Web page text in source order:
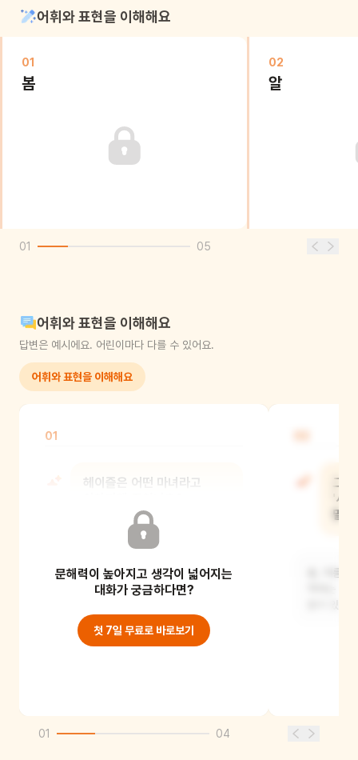
어휘와 표현을 이해해요
01
봄
02
알
01 05
어휘와 표현을 이해해요
답변은 예시에요. 어린이마다 다를 수 있어요.
어휘와 표현을 이해해요
01
헤이즐은 어떤 마녀라고
했어요.
문해력이 높아지고 생각이 넓어지는
대화가 궁금하다면?
첫 7일 무료로 바로보기
그
'사
말
봄, 여름,
01 04